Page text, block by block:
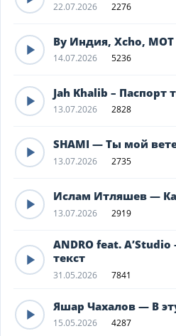
22.07.2026 2276
By Индия, Xcho,
14.07.2026 5236
Jah Khalib – Паспорт
13.07.2026 2828
SHAMI — Ты мой
13.07.2026 2735
Ислам Итляшев —
13.07.2026 2919
ANDRO feat.
текст
31.05.2026 7841
Яшар Чахалов — В
15.05.2026 4287